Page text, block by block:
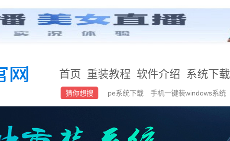
首页 重装教程 软件介绍 系统下载
猜你想搜 pe系统下载 手机一键装windows系统